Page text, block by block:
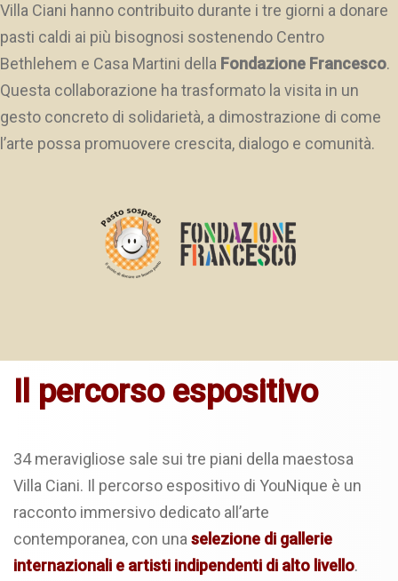
Villa Ciani hanno contribuito durante i tre giorni a donare
pasti caldi ai più bisognosi sostenendo Centro
Bethlehem e Casa Martini della Fondazione Francesco.
Questa collaborazione ha trasformato la visita in un
gesto concreto di solidarietà, a dimostrazione di come
l’arte possa promuovere crescita, dialogo e comunità.
Il percorso espositivo
34 meravigliose sale sui tre piani della maestosa
Villa Ciani. Il percorso espositivo di YouNique è un
racconto immersivo dedicato all’arte
contemporanea, con unaselezione di gallerie
internazionali e artisti indipendenti di alto livello.